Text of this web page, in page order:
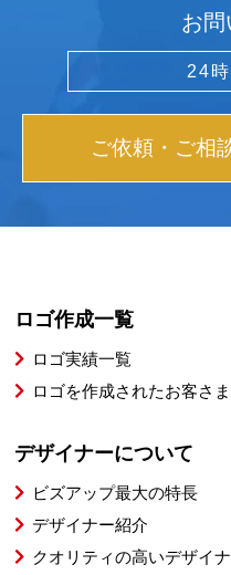
お
24
ご依頼・ご相
ロゴ作成一覧
ロゴ実績一覧
ロゴを作成されたお客さ
デザイナーについて
ビズアップ最大の特長
デザイナー紹介
クオリティの高いデザイ